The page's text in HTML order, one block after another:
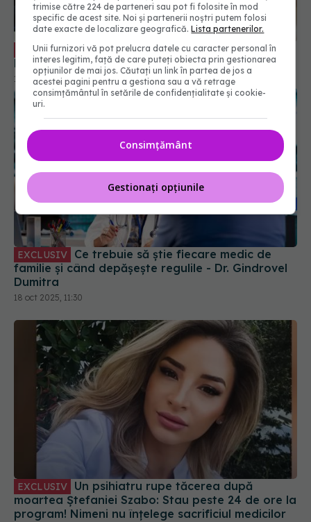
EXCLUSIV Dezinformare medicală în online.
Monica Cercelescu, la Academia de Sănătate
17 iul 2025, 09:09
EXCLUSIV
familie și când depășește regulile - Dr. Gindrovel
Dumitra
18 oct 2025, 11:30
EXCLUSIV
moartea Ștefaniei Szabo: Stau peste 24 de ore la
program! Nimeni nu înțelege sacrificiul medicilor
trimise către 224 de parteneri sau pot fi folosite în mod
specific de acest site. Noi și partenerii noștri putem folosi
date exacte de localizare geografică.Lista partenerilor.
Unii furnizori vă pot prelucra datele cu caracter personal în
interes legitim, față de care puteți obiecta prin gestionarea
opțiunilor de mai jos. Căutați un link în partea de jos a
acestei pagini pentru a gestiona sau a vă retrage
consimțământul în setările de confidențialitate și cookie-
uri.
Consimțământ
Gestionați opțiunile